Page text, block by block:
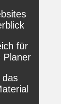
für
Planer
das